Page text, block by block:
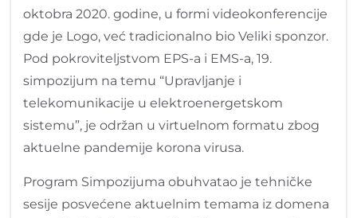
oktobra 2020. godine, u formi videokonferencije
gde je Logo, već tradicionalno bio Veliki sponzor.
Pod pokroviteljstvom EPS-a i EMS-a, 19.
simpozijum na temu “Upravljanje i
telekomunikacije u elektroenergetskom
sistemu”, je održan u virtuelnom formatu zbog
aktuelne pandemije korona virusa.
Program Simpozijuma obuhvatao je tehničke
sesije posvećene aktuelnim temama iz domena